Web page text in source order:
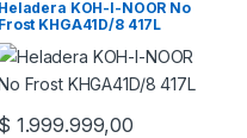
Heladera KOH-I-NOOR No
Frost KHGA41D/8 417L
$ 1.999.999,00